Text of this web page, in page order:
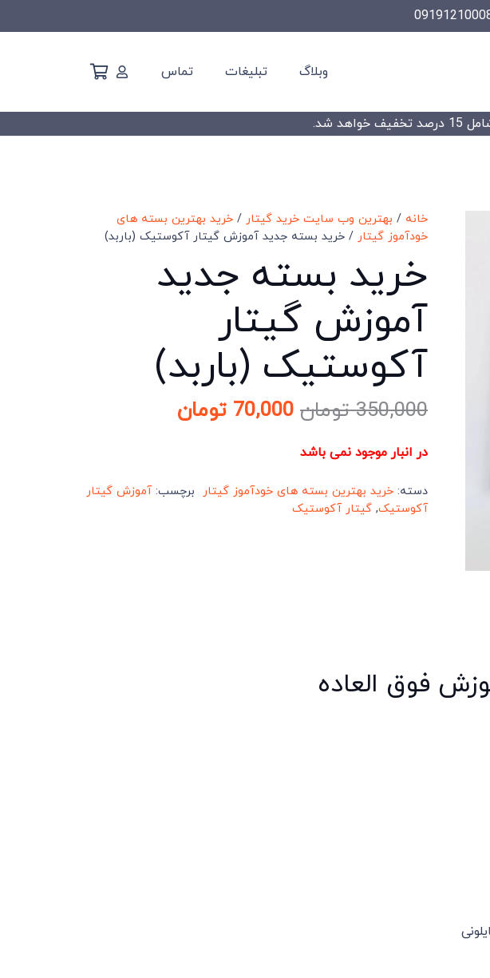
وبلاگ تبلیغات تماس
شد.
خانه / بهترین وب سایت خرید گیتار/ خرید بهترین بسته های
خودآموز گیتار/ خرید بسته جدید آموزش گیتار آکوستیک (باربد)
خرید بسته جدید
آموزش گیتار
آکوستیک (باربد)
350,000 تومان قیمت
70,000 تومانقیمت
در انبار موجود نمی باشد
دسته: خرید بهترین بسته های خودآموز گیتار برچسب:آموزش گیتار
آکوستیک, گیتار آکوستیک
فوق العاده